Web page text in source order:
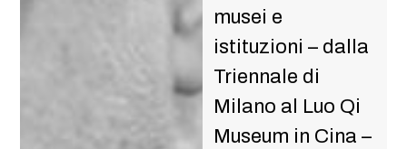
musei e
istituzioni – dalla
Triennale di
Milano al Luo Qi
Museum in Cina –